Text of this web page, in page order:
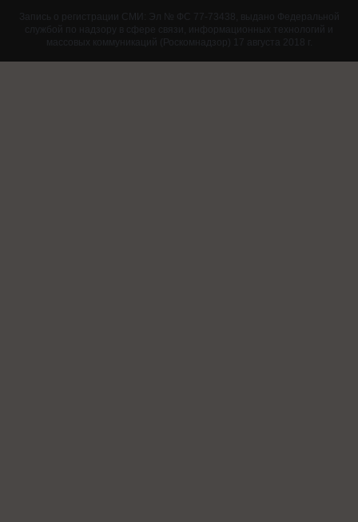
Запись о регистрации СМИ: Эл № ФС 77-73438, выдано Федеральной
службой по надзору в сфере связи, информационных технологий и
массовых коммуникаций (Роскомнадзор) 17 августа 2018 г.